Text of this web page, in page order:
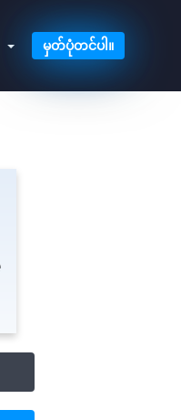
မှတ်ပုံတင်ပါ။